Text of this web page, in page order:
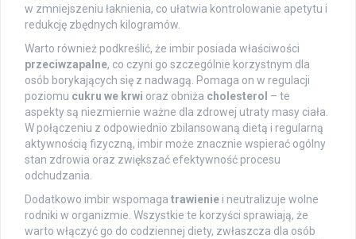
w zmniejszeniu łaknienia, co ułatwia kontrolowanie apetytu i
redukcję zbędnych kilogramów.
Warto również podkreślić, że imbir posiada właściwości
przeciwzapalne, co czyni go szczególnie korzystnym dla
osób borykających się z nadwagą. Pomaga on w regulacji
poziomu cukru we krwi oraz obniża cholesterol – te
aspekty są niezmiernie ważne dla zdrowej utraty masy ciała.
W połączeniu z odpowiednio zbilansowaną dietą i regularną
aktywnością fizyczną, imbir może znacznie wspierać ogólny
stan zdrowia oraz zwiększać efektywność procesu
odchudzania.
Dodatkowo imbir wspomaga trawienie i neutralizuje wolne
rodniki w organizmie. Wszystkie te korzyści sprawiają, że
warto włączyć go do codziennej diety, zwłaszcza dla osób